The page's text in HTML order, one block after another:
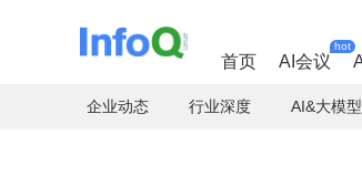
首页 AI会议
hot
企业动态 行业深度 AI&大模型